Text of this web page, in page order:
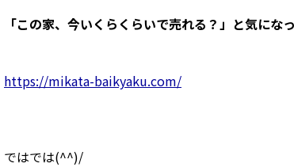
「この家、今いくらくらいで売れる？」と気にな
https://mikata-baikyaku.com/
ではでは(^^)/